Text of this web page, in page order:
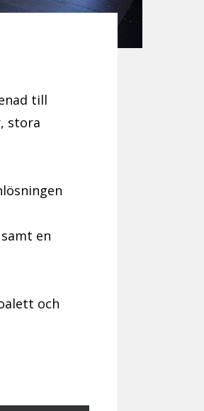
till
stora
en
och